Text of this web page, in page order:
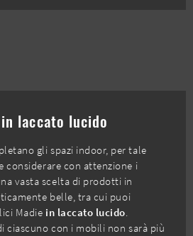
laccato lucido
gli spazi indoor, per tale
considerare con attenzione i
vasta scelta di prodotti in
belle, tra cui puoi
Madie in laccato lucido.
ciascuno con i mobili non sarà più